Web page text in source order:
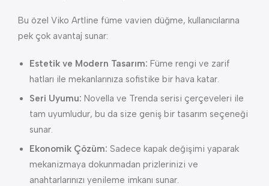
Bu özel Viko Artline füme vavien düğme, kullanıcılarına
pek çok avantaj sunar:
Estetik ve Modern Tasarım: Füme rengi ve zarif
hatları ile mekanlarınıza sofistike bir hava katar.
Seri Uyumu: Novella ve Trenda serisi çerçeveleri ile
tam uyumludur, bu da size geniş bir tasarım seçeneği
sunar.
Ekonomik Çözüm: Sadece kapak değişimi yaparak
mekanizmaya dokunmadan prizlerinizi ve
anahtarlarınızı yenileme imkanı sunar.